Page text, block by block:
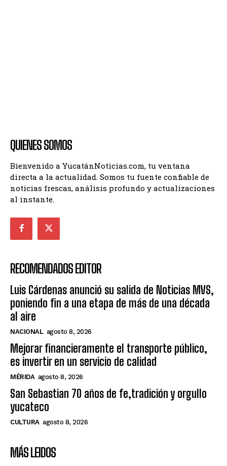
QUIENES SOMOS
Bienvenido a YucatánNoticias.com, tu ventana
directa a la actualidad. Somos tu fuente confiable de
noticias frescas, análisis profundo y actualizaciones
al instante.
RECOMENDADOS EDITOR
Luis Cárdenas anunció su salida de Noticias MVS,
poniendo fin a una etapa de más de una década
al aire
NACIONAL agosto 8, 2026
Mejorar financieramente el transporte público,
es invertir en un servicio de calidad
MÉRIDA agosto 8, 2026
San Sebastian 70 años de fe,tradición y orgullo
yucateco
CULTURA agosto 8, 2026
MÁS LEIDOS